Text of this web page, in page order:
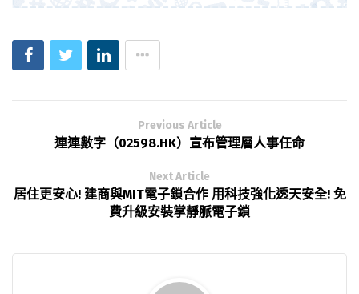
Previous Article
連連數字（02598.HK）宣布管理層人事任命
Next Article
居住更安心! 建商與MIT電子鎖合作 用科技強化透天安全! 免
費升級安裝掌靜脈電子鎖